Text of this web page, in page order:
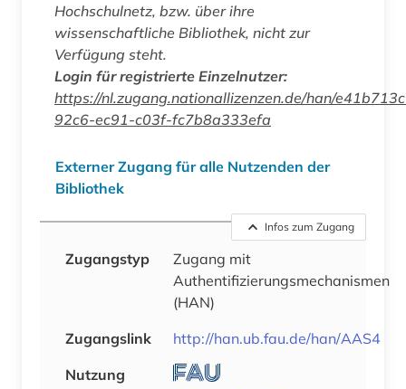
Hochschulnetz, bzw. über ihre
wissenschaftliche Bibliothek, nicht zur
Verfügung steht.
Login für registrierte Einzelnutzer:
https://nl.zugang.nationallizenzen.de/han/
92c6-ec91-c03f-fc7b8a333efa
Externer Zugang für alle Nutzenden der
Bibliothek
Infos zum Zugang
Zugangstyp
Zugang mit
Authentifizierungsmechanismen
(HAN)
Zugangslink
http://han.ub.fau.de/han/AAS4
Nutzung